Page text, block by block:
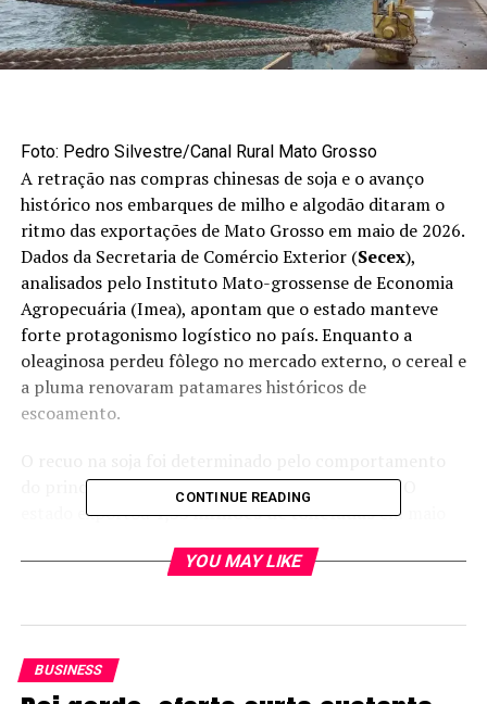
Foto: Pedro Silvestre/Canal Rural Mato Grosso
A retração nas compras chinesas de soja e o avanço
histórico nos embarques de milho e algodão ditaram o
ritmo das exportações de Mato Grosso em maio de 2026.
Dados da Secretaria de Comércio Exterior (Secex),
analisados pelo Instituto Mato-grossense de Economia
Agropecuária (Imea), apontam que o estado manteve
forte protagonismo logístico no país. Enquanto a
oleaginosa perdeu fôlego no mercado externo, o cereal e
a pluma renovaram patamares históricos de
escoamento.
do principal parceiro comercial de Mato Grosso. O
estado exportou4,55 milhões de toneladasem maio
mesmo mês do ano anterior. O resultado reflete
Além da menor demanda externa, o mercado doméstico
CONTINUE READING
YOU MAY LIKE
BUSINESS